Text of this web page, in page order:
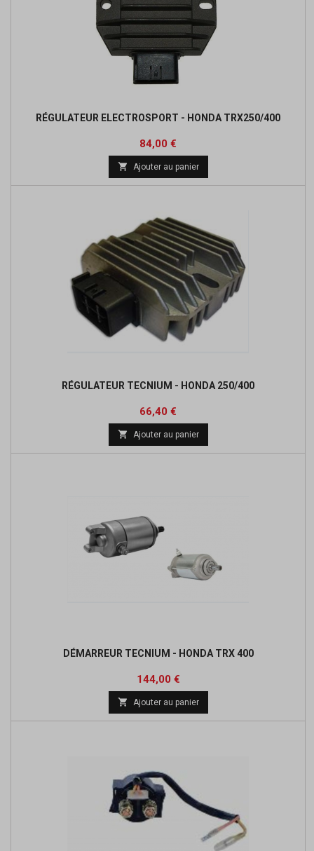
RÉGULATEUR ELECTROSPORT - HONDA TRX250/400
Prix
84,00 €
base
 Ajouter au panier
RÉGULATEUR TECNIUM - HONDA 250/400
Prix
66,40 €
base
 Ajouter au panier
DÉMARREUR TECNIUM - HONDA TRX 400
Prix
144,00 €Prix
de
base
 Ajouter au panier